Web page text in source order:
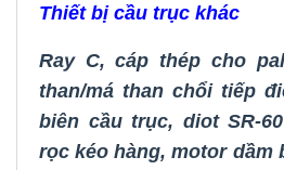
Thiết bị cầu trục khác
Ray C, cáp thép cho
than/má than chổi tiếp
biên cầu trục, diot SR-
rọc kéo hàng, motor dầm